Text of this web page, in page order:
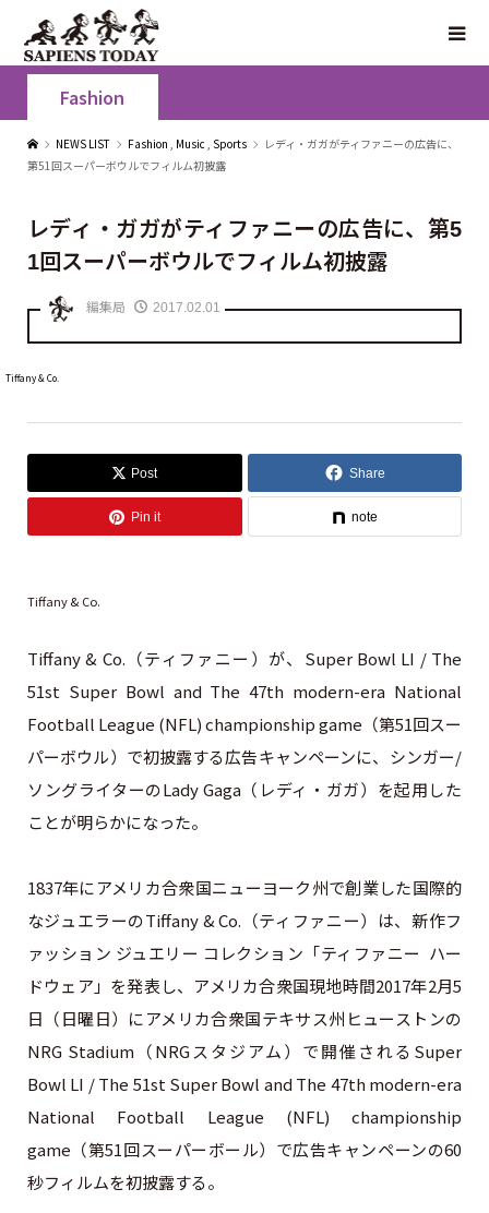
Fashion
NEWS LIST Fashion , Music, Sports
レディ・ガガがティファニーの広告に、
第51回スーパーボウルでフィルム初披露
レディ・ガガがティファニーの広告に、第5
1回スーパーボウルでフィルム初披露
編集局 2017.02.01
Tiffany & Co.
Post Share
Pin it note
Tiffany & Co.
Tiffany & Co.（ティファニー）が、Super Bowl LI / The
51st Super Bowl and The 47th modern-era National
Football League (NFL) championship game（第51回スー
パーボウル）で初披露する広告キャンペーンに、シンガー/
ソングライターのLady Gaga（レディ・ガガ）を起用した
ことが明らかになった。
1837年にアメリカ合衆国ニューヨーク州で創業した国際的
なジュエラーのTiffany & Co.（ティファニー）は、新作フ
ァッション ジュエリー コレクション「ティファニー ハー
ドウェア」を発表し、アメリカ合衆国現地時間2017年2月5
日（日曜日）にアメリカ合衆国テキサス州ヒューストンの
NRG Stadium（NRGスタジアム）で開催されるSuper
Bowl LI / The 51st Super Bowl and The 47th modern-era
National Football League (NFL) championship
game（第51回スーパーボール）で広告キャンペーンの60
秒フィルムを初披露する。